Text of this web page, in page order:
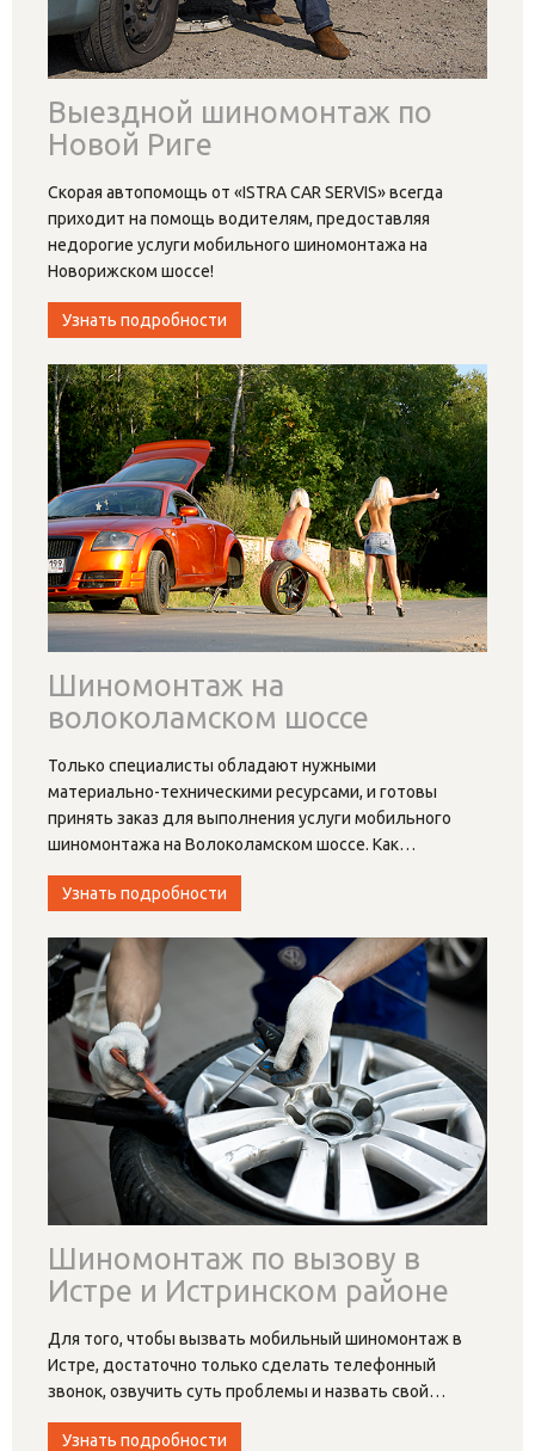
Выездной шиномонтаж по
Новой Риге
Скорая автопомощь от «ISTRA CAR SERVIS» всегда
приходит на помощь водителям, предоставляя
недорогие услуги мобильного шиномонтажа на
Новорижском шоссе!
Узнать подробности
Шиномонтаж на
волоколамском шоссе
Только специалисты обладают нужными
материально-техническими ресурсами, и готовы
принять заказ для выполнения услуги мобильного
шиномонтажа на Волоколамском шоссе. Как…
Узнать подробности
Шиномонтаж по вызову в
Истре и Истринском районе
Для того, чтобы вызвать мобильный шиномонтаж в
Истре, достаточно только сделать телефонный
звонок, озвучить суть проблемы и назвать свой…
Узнать подробности